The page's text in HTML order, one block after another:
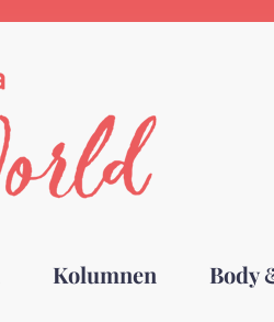
Kolumnen Body